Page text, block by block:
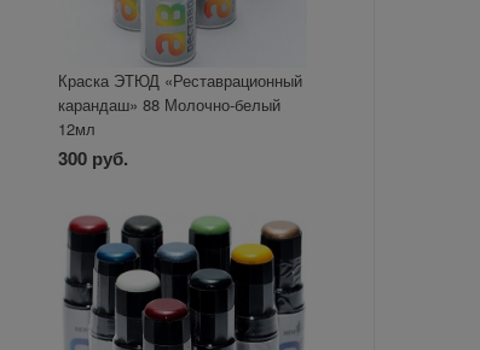
Краска ЭТЮД «Реставрационный
карандаш» 88 Молочно-белый
12мл
300 руб.